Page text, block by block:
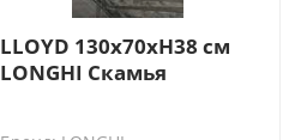
LLOYD 130x70хH38 см
LONGHI Скамья